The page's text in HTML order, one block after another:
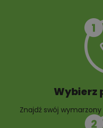
10 projektów rabat
Wybierz
Znajdź swój